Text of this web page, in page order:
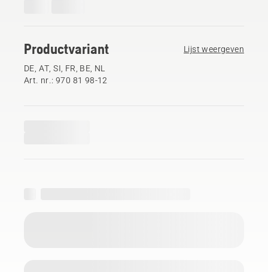
Productvariant
Lijst weergeven
DE, AT, SI, FR, BE, NL
Art. nr.: 970 81 98‑12